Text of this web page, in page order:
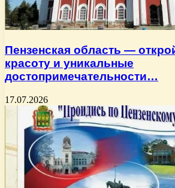
Пензенская область —
красоту и уникальные
достопримечательности…
17.07.2026